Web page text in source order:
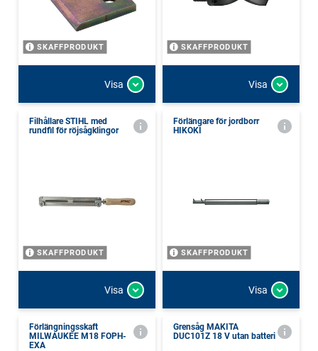
SKAFFPRODUKT
Visa
SKAFFPRODUKT
Visa
Filhållare STIHL med
rundfil för röjsågklingor
SKAFFPRODUKT
Visa
Förlängare för jordborr
HIKOKI
SKAFFPRODUKT
Visa
Förlängningsskaft
MILWAUKEE M18 FOPH-
EXA
Grensåg MAKITA
DUC101Z 18 V utan batteri